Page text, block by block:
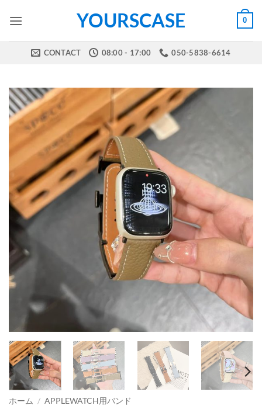
YOURSCASE 0
CONTACT 08:00 - 17:00 050-5838-6614
ホーム / APPLEWATCH用バンド